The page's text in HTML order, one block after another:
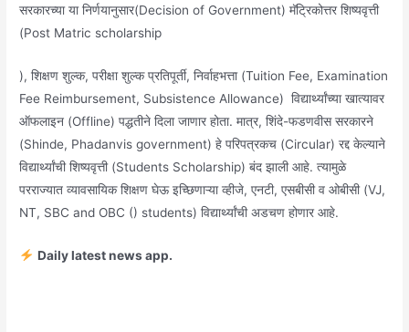
सरकारच्या या निर्णयानुसार(Decision of Government) मॅट्रिकोत्तर शिष्यवृत्ती
(Post Matric scholarship
), शिक्षण शुल्क, परीक्षा शुल्क प्रतिपूर्ती, निर्वाहभत्ता (Tuition Fee, Examination
Fee Reimbursement, Subsistence Allowance) विद्यार्थ्यांच्या खात्यावर
ऑफलाइन (Offline) पद्धतीने दिला जाणार होता. मात्र, शिंदे-फडणवीस सरकारने
(Shinde, Phadanvis government) हे परिपत्रकच (Circular) रद्द केल्याने
विद्यार्थ्यांची शिष्यवृत्ती (Students Scholarship) बंद झाली आहे. त्यामुळे
परराज्यात व्यावसायिक शिक्षण घेऊ इच्छिणाऱ्या व्हीजे, एनटी, एसबीसी व ओबीसी (VJ,
NT, SBC and OBC () students) विद्यार्थ्यांची अडचण होणार आहे.
Daily latest news app.